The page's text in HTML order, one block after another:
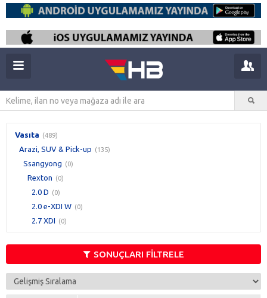
Vasıta (489)
Arazi, SUV & Pick-up (135)
Ssangyong (0)
Rexton (0)
2.0 D (0)
2.0 e-XDI W (0)
2.7 XDI (0)
SONUÇLARI FİLTRELE